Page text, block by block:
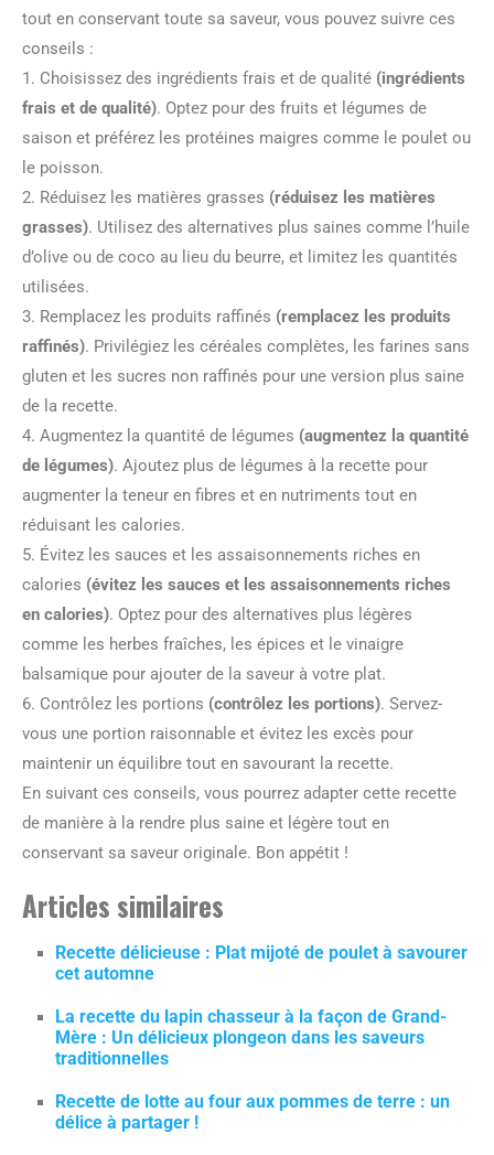
tout en conservant toute sa saveur, vous pouvez suivre ces
conseils :
1. Choisissez des ingrédients frais et de qualité (ingrédients
frais et de qualité). Optez pour des fruits et légumes de
saison et préférez les protéines maigres comme le poulet ou
le poisson.
2. Réduisez les matières grasses (réduisez les matières
grasses). Utilisez des alternatives plus saines comme l’huile
d’olive ou de coco au lieu du beurre, et limitez les quantités
utilisées.
3. Remplacez les produits raffinés (remplacez les produits
raffinés). Privilégiez les céréales complètes, les farines sans
gluten et les sucres non raffinés pour une version plus saine
de la recette.
4. Augmentez la quantité de légumes (augmentez la quantité
de légumes). Ajoutez plus de légumes à la recette pour
augmenter la teneur en fibres et en nutriments tout en
réduisant les calories.
5. Évitez les sauces et les assaisonnements riches en
calories (évitez les sauces et les assaisonnements riches
en calories). Optez pour des alternatives plus légères
comme les herbes fraîches, les épices et le vinaigre
balsamique pour ajouter de la saveur à votre plat.
6. Contrôlez les portions (contrôlez les portions). Servez-
vous une portion raisonnable et évitez les excès pour
maintenir un équilibre tout en savourant la recette.
En suivant ces conseils, vous pourrez adapter cette recette
de manière à la rendre plus saine et légère tout en
conservant sa saveur originale. Bon appétit !
Articles similaires
Recette délicieuse : Plat mijoté de poulet à savourer
cet automne
La recette du lapin chasseur à la façon de Grand-
Mère : Un délicieux plongeon dans les saveurs
traditionnelles
Recette de lotte au four aux pommes de terre : un
délice à partager !